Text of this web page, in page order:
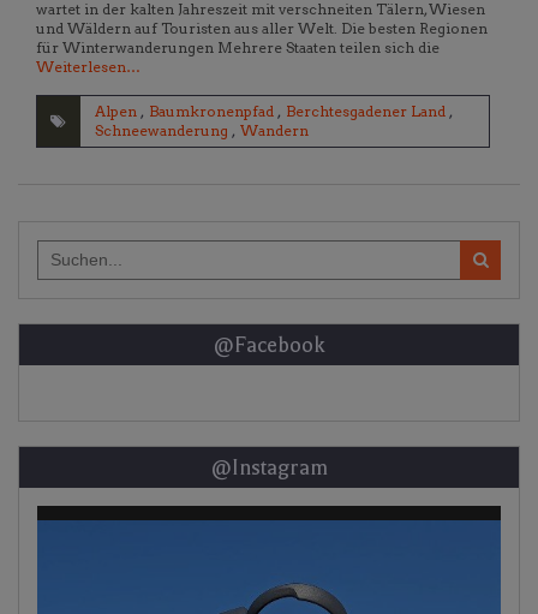
wartet in der kalten Jahreszeit mit verschneiten Tälern, Wiesen
und Wäldern auf Touristen aus aller Welt. Die besten Regionen
für Winterwanderungen Mehrere Staaten teilen sich die
Weiterlesen…
Alpen , Baumkronenpfad , Berchtesgadener Land ,
Schneewanderung , Wandern
for:
@Facebook
@Instagram